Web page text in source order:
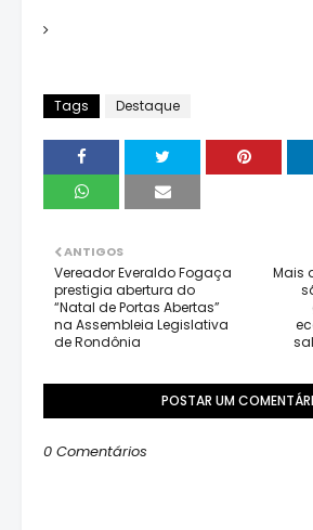
Tags Destaque
Mais
ANTIGOS
Vereador Everaldo Fogaça
prestigia abertura do
“Natal de Portas Abertas”
na Assembleia Legislativa
de Rondônia
POSTAR UM
0 Comentários